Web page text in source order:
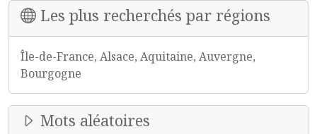
Les plus recherchés par régions
Île-de-France, Alsace, Aquitaine, Auvergne,
Bourgogne
Mots aléatoires